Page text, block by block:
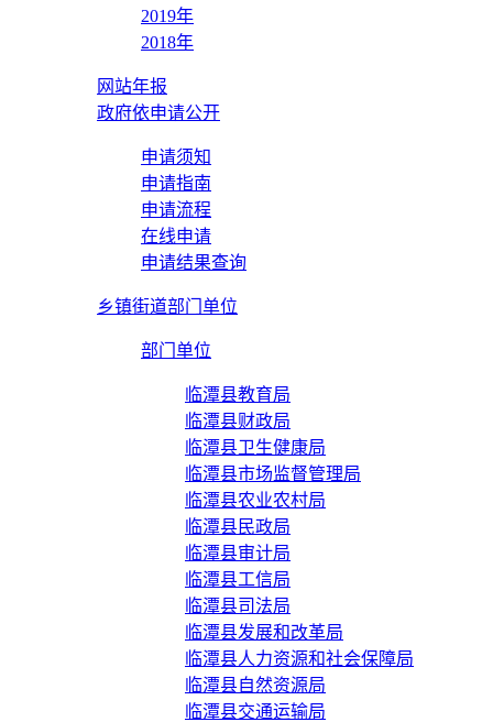
2019年
2018年
网站年报
政府依申请公开
申请须知
申请指南
申请流程
在线申请
申请结果查询
乡镇街道部门单位
部门单位
临潭县教育局
临潭县财政局
临潭县卫生健康局
临潭县市场监督管理局
临潭县农业农村局
临潭县民政局
临潭县审计局
临潭县工信局
临潭县司法局
临潭县发展和改革局
临潭县人力资源和社会保障局
临潭县自然资源局
临潭县交通运输局